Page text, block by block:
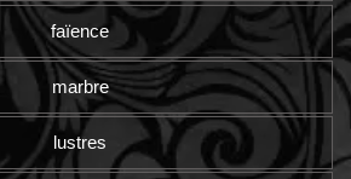
faïence
marbre
lustres